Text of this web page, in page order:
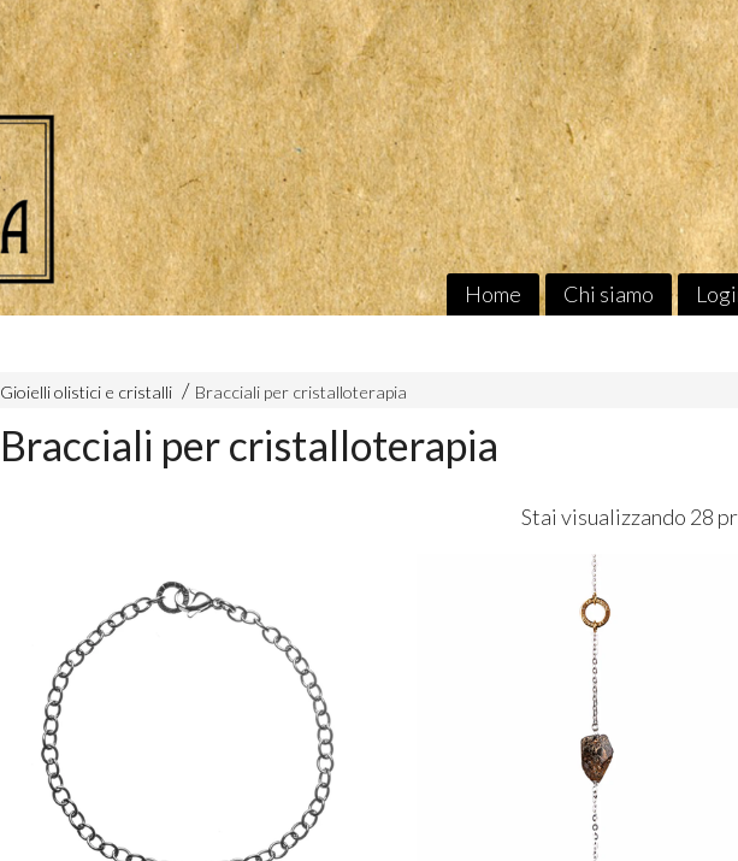
Home Chi siamo
Gioielli olistici e cristalli Bracciali per cristalloterapia
Bracciali per cristalloterapia
Stai visualizzando 28